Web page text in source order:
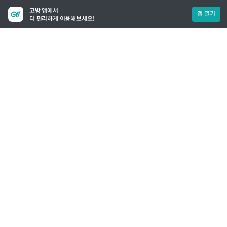
고방 앱에서
더 편리하게 이용해보세요!
앱 열기